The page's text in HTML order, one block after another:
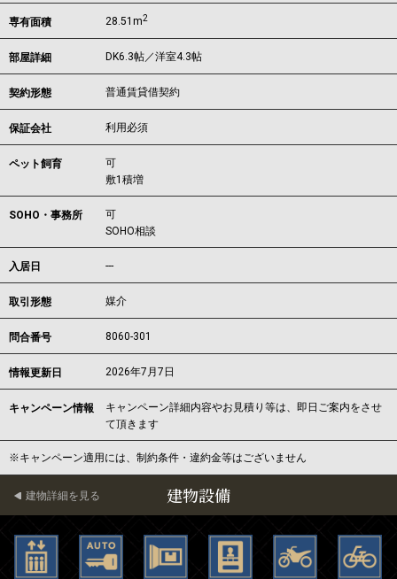
専有面積 28.51m2
部屋詳細 DK6.3帖／洋室4.3帖
契約形態 普通賃貸借契約
保証会社 利用必須
ペット飼育
可
敷1積増
SOHO・事務所
可
SOHO相談
入居日 ---
取引形態 媒介
問合番号 8060-301
情報更新日 2026年7月7日
キャンペーン情報
キャンペーン詳細内容やお見積り等は、即日ご案内をさせ
て頂きます
※キャンペーン適用には、制約条件・違約金等はございません
建物設備
建物詳細を見る